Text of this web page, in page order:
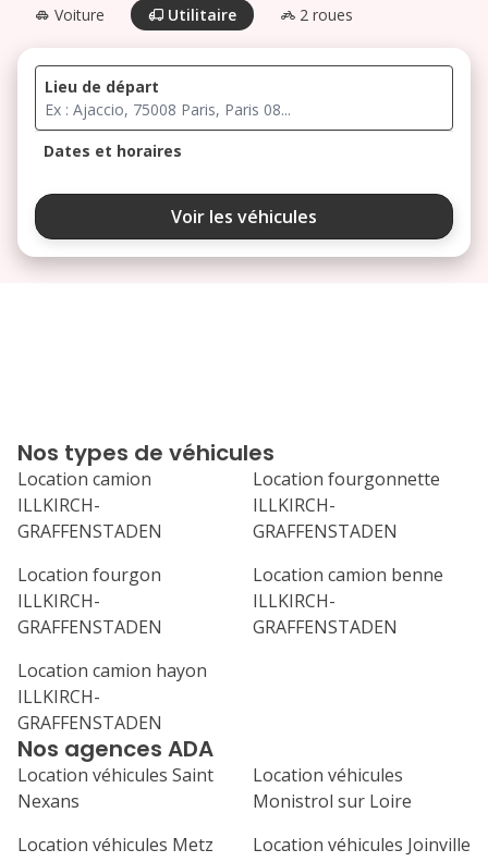
Voiture Utilitaire 2 roues
Lieu de départ
Dates et horaires
août 2026
ma me
24 25 26
31
lu me je
ve
2 3
7 8
14
21 22
30
Voir les véhicules
Nos agences ADA
Location véhicules Saint
Nexans
Location véhicules
Monistrol sur Loire
Location véhicules Metz
Location véhicules Joinville
Nos types de véhicules
Location camion
ILLKIRCH-
GRAFFENSTADEN
Location fourgonnette
ILLKIRCH-
GRAFFENSTADEN
Location fourgon
ILLKIRCH-
GRAFFENSTADEN
Location camion benne
ILLKIRCH-
GRAFFENSTADEN
Location camion hayon
ILLKIRCH-
GRAFFENSTADEN